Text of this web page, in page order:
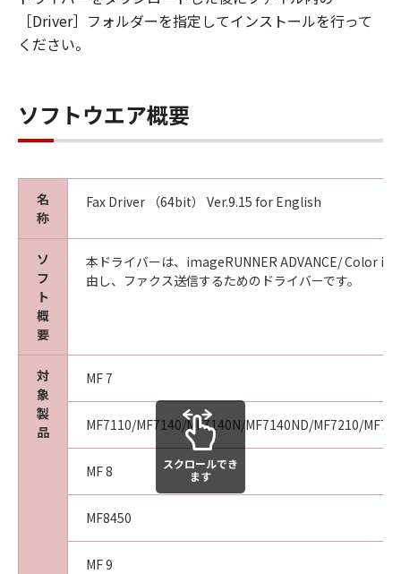
including any and all copies thereof.
This Agreement shall also terminate if you fail
Canon enforcing its respective legal rights,
you must then promptly destroy the
SOFTWARE including any and all copies
Sections 4, and 7 through 11 shall survive any
termination of this Agreement.
9. U.S. GOVERNMENT RESTRICTED RIGHTS
NOTICE
A "US Government End User" shall mean any
agency or entity of the government of the
United States. If you are a US Government
End User, the following shall apply: The
SOFTWARE is a "commercial item," as that
term is defined at 48 C.F.R. 2.101 (October
1995), consisting of "commercial computer
software" and "commercial computer
software documentation," as such terms are
used in 48 C.F.R. 12.212 (September 1995).
Consistent with 48 C.F.R. 12.212 and 48 C.F.R.
227.7202-1 through 227.7202-4 (June 1995),
all U.S. Government End Users shall acquire
the SOFTWARE with only those rights set
［Driver］フォルダーを指定してインストールを行って
ください。
ソフトウエア概要
名
称
Fax Driver （64bit） Ver.9.15 for English
ソ
フ
ト
概
要
本ドライバーは、imageRUNNER ADVANCE/ Color
由し、ファクス送信するためのドライバーです。
対
象
製
品
MF 7
MF7110/MF7140/MF7140N/MF7140ND/MF7210/
MF 8
MF8450
MF 9
スクロールでき
ます